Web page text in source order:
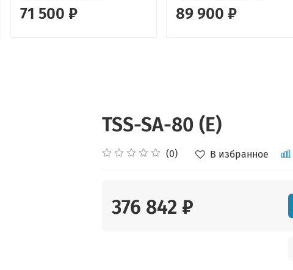
71 500 ₽ 89 900 ₽
TSS-SA-80 (E)
(0) В избранное
376 842 ₽